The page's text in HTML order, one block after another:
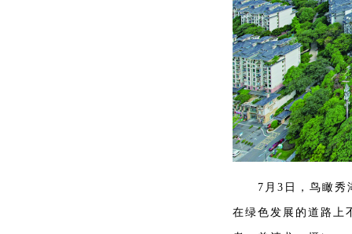
7月3日，鸟瞰秀湖
在绿色发展的道路上